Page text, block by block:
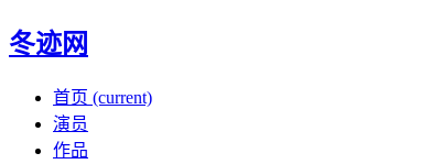
冬迹网
首页 (current)
演员
作品